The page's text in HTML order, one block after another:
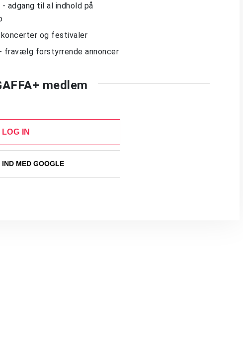
adgang til al indhold på
og festivaler
fravælg forstyrrende annoncer
medlem
LOG IN
MED GOOGLE